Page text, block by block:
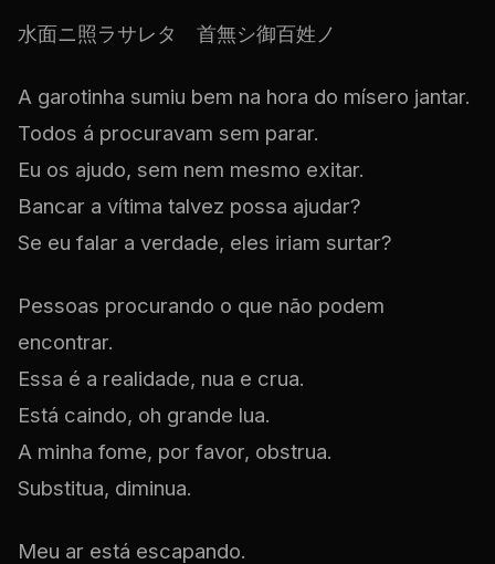
水面ニ照ラサレタ 首無シ御百姓ノ
A garotinha sumiu bem na hora do mísero jantar.
Todos á procuravam sem parar.
Eu os ajudo, sem nem mesmo exitar.
Bancar a vítima talvez possa ajudar?
Se eu falar a verdade, eles iriam surtar?
Pessoas procurando o que não podem
encontrar.
Essa é a realidade, nua e crua.
Está caindo, oh grande lua.
A minha fome, por favor, obstrua.
Substitua, diminua.
Meu ar está escapando.